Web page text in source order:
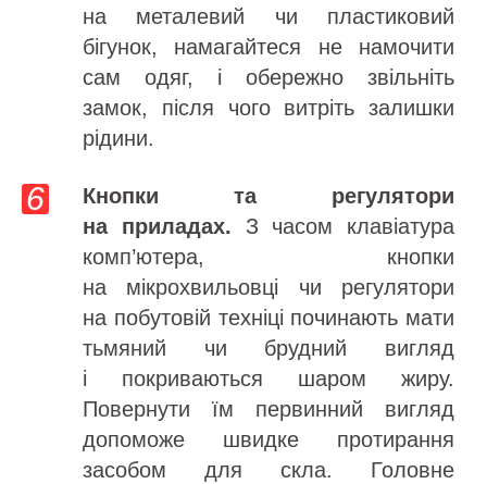
на металевий чи пластиковий
бігунок, намагайтеся не намочити
сам одяг, і обережно звільніть
замок, після чого витріть залишки
рідини.
Кнопки та регулятори
на приладах. З часом клавіатура
комп’ютера, кнопки
на мікрохвильовці чи регулятори
на побутовій техніці починають мати
тьмяний чи брудний вигляд
і покриваються шаром жиру.
Повернути їм первинний вигляд
допоможе швидке протирання
засобом для скла. Головне